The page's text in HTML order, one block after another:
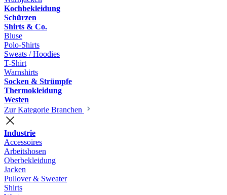
Kochbekleidung
Schürzen
Shirts & Co.
Bluse
Polo-Shirts
Sweats / Hoodies
T-Shirt
Warnshirts
Socken & Strümpfe
Thermokleidung
Westen
Zur Kategorie Branchen
Industrie
Accessoires
Arbeitshosen
Oberbekleidung
Jacken
Pullover & Sweater
Shirts